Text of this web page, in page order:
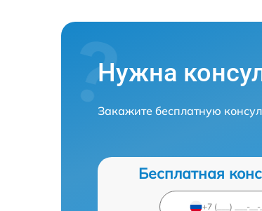
Нужна
Закажите бесплатную
Бесплатная